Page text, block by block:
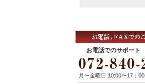
お電話でのサポート
月〜金曜日 10:00〜17：00